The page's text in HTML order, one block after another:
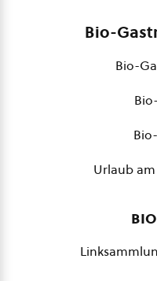
Bio-
Bio-
Urlaub